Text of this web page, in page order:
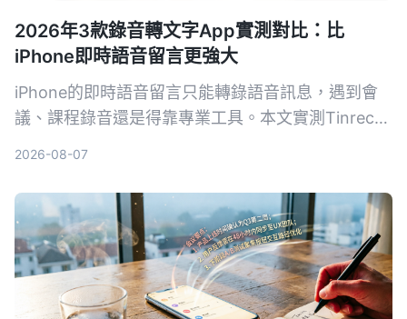
2026年3款錄音轉文字App實測對比：比
iPhone即時語音留言更強大
iPhone的即時語音留言只能轉錄語音訊息，遇到會
議、課程錄音還是得靠專業工具。本文實測Tinrec、
方案。
2026-08-07